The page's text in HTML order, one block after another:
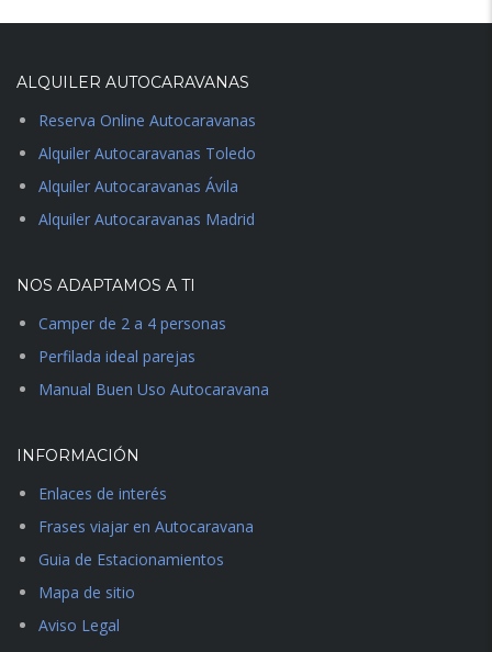
ALQUILER AUTOCARAVANAS
Reserva Online Autocaravanas
Alquiler Autocaravanas Toledo
Alquiler Autocaravanas Ávila
Alquiler Autocaravanas Madrid
NOS ADAPTAMOS A TI
Camper de 2 a 4 personas
Perfilada ideal parejas
Manual Buen Uso Autocaravana
INFORMACIÓN
Enlaces de interés
Frases viajar en Autocaravana
Guia de Estacionamientos
Mapa de sitio
Aviso Legal